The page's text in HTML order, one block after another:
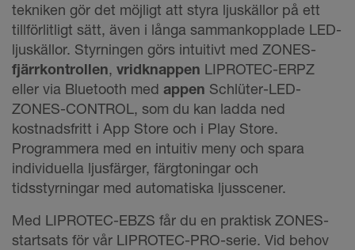
tekniken gör det möjligt att styra ljuskällor på ett
tillförlitligt sätt, även i långa sammankopplade LED-
ljuskällor. Styrningen görs intuitivt med ZONES-
fjärrkontrollen, vridknappen LIPROTEC-ERPZ
eller via Bluetooth med appen Schlüter-LED-
ZONES-CONTROL, som du kan ladda ned
kostnadsfritt i App Store och i Play Store.
Programmera med en intuitiv meny och spara
individuella ljusfärger, färgtoningar och
tidsstyrningar med automatiska ljusscener.
Med LIPROTEC-EBZS får du en praktisk ZONES-
startsats för vår LIPROTEC-PRO-serie. Vid behov